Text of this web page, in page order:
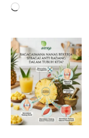
Memuat...